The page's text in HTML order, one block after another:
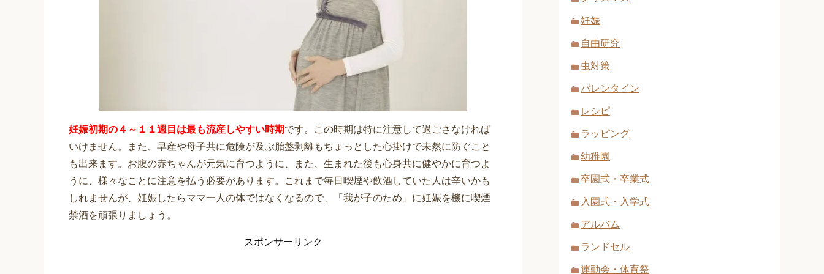
妊娠初期の４～１１週目は最も流産しやすい時期です。この時期は特に注意して過ごさなければ
いけません。また、早産や母子共に危険が及ぶ胎盤剥離もちょっとした心掛けで未然に防ぐこと
も出来ます。お腹の赤ちゃんが元気に育つように、また、生まれた後も心身共に健やかに育つよ
うに、様々なことに注意を払う必要があります。これまで毎日喫煙や飲酒していた人は辛いかも
しれませんが、妊娠したらママ一人の体ではなくなるので、「我が子のため」に妊娠を機に喫煙
禁酒を頑張りましょう。
スポンサーリンク
妊娠
自由研究
虫対策
バレンタイン
レシピ
ラッピング
幼稚園
卒園式・卒業式
入園式・入学式
アルバム
ランドセル
運動会・体育祭